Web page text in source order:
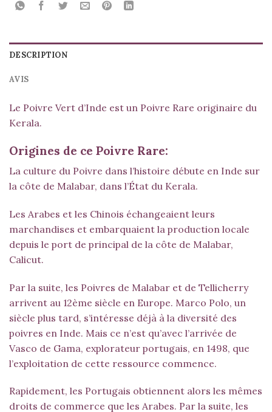
DESCRIPTION
AVIS
Le Poivre Vert d’Inde est un Poivre Rare originaire du
Kerala.
Origines de ce Poivre Rare:
La culture du Poivre dans l’histoire débute en Inde sur
la côte de Malabar, dans l’État du Kerala.
Les Arabes et les Chinois échangeaient leurs
marchandises et embarquaient la production locale
depuis le port de principal de la côte de Malabar,
Calicut.
Par la suite, les Poivres de Malabar et de Tellicherry
arrivent au 12ème siècle en Europe. Marco Polo, un
siècle plus tard, s’intéresse déjà à la diversité des
poivres en Inde. Mais ce n’est qu’avec l’arrivée de
Vasco de Gama, explorateur portugais, en 1498, que
l’exploitation de cette ressource commence.
Rapidement, les Portugais obtiennent alors les mêmes
droits de commerce que les Arabes. Par la suite, les